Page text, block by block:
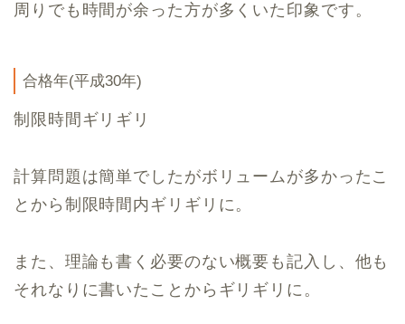
周りでも時間が余った方が多くいた印象です。
合格年(平成30年)
制限時間ギリギリ
計算問題は簡単でしたがボリュームが多かったこ
とから制限時間内ギリギリに。
また、理論も書く必要のない概要も記入し、他も
それなりに書いたことからギリギリに。